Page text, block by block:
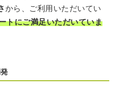
から、ご利用いただいてい
トにご満足いただいていま